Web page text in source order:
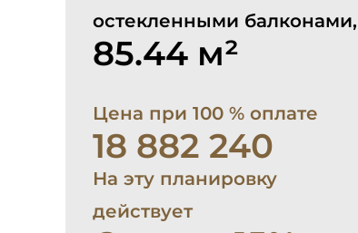
остекленными балконами,
85.44 м²
Цена при 100 % оплате
18 882 240
На эту планировку
действует